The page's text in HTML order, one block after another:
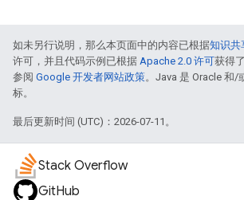
如未另行说明，那么本页面中的内容已根据知识共
许可，并且代码示例已根据 Apache 2.0 许可获得
参阅 Google 开发者网站政策。Java 是 Oracle 和/
标。
最后更新时间 (UTC)：2026-07-11。
Stack Overflow
GitHub